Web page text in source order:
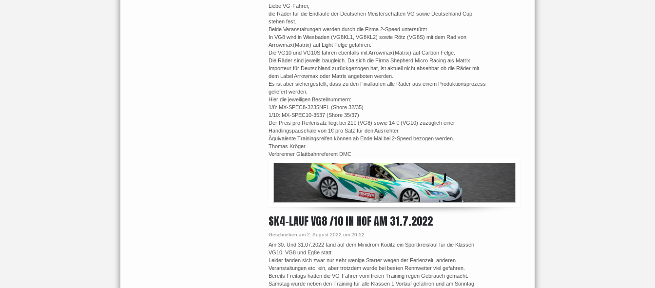
Liebe VG-Fahrer,
die Räder für die Endläufe der Deutschen Meisterschaften VG sowie Deutschland Cup
stehen fest.
Beide Veranstaltungen werden durch die Firma 2-Speed unterstützt.
In VG8 wird in Wiesbaden (VG8KL1, VG8KL2) sowie Rötz (VG8S) mit dem Rad von
Arrowmax(Matrix) auf Light Felge gefahren.
Die VG10 und VG10S fahren ebenfalls mit Arrowmax(Matrix) auf Carbon Felge.
Die Räder sind jeweils baugleich. Da sich die Firma Shepherd Micro Racing als Matrix
Importeur für Deutschland zurückgezogen hat, ist aktuell nicht absehbar ob die Räder mit
dem Label Arrowmax oder Matrix angeboten werden.
Es ist aber sichergestellt, dass zu den Finalläufen alle Räder aus einem Produktionsprozess
geliefert werden.
Hier die jeweiligen Bestellnummern:
1/8: MX-SPEC8-3235NFL (Shore 32/35)
1/10: MX-SPEC10-3537 (Shore 35/37)
Der Preis pro Reifensatz liegt bei 21€ (VG8) sowie 14 € (VG10) zuzüglich einer
Handlingspauschale von 1€ pro Satz für den Ausrichter.
Äquivalente Trainingsreifen können ab Ende Mai bei 2-Speed bezogen werden.
Thomas Kröger
Verbrenner Glattbahnreferent DMC
SK4-LAUF VG8 /10 IN HOF AM 31.7.2022
Geschrieben am 2. August 2022 um 20:52
Am 30. Und 31.07.2022 fand auf dem Minidrom Köditz ein Sportkreislauf für die Klassen
VG10, VG8 und Eg8e statt.
Leider fanden sich zwar nur sehr wenige Starter wegen der Ferienzeit, anderen
Veranstaltungen etc. ein, aber trotzdem wurde bei besten Rennwetter viel gefahren.
Bereits Freitags hatten die VG-Fahrer vom freien Training regen Gebrauch gemacht.
Samstag wurde neben den Training für alle Klassen 1 Vorlauf gefahren und am Sonntag